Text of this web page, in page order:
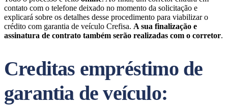
contato com o telefone deixado no momento da solicitação e
explicará sobre os detalhes desse procedimento para viabilizar o
crédito com garantia de veículo Crefisa. A sua finalização e
assinatura de contrato também serão realizadas com o corretor.
Creditas empréstimo de
garantia de veículo: